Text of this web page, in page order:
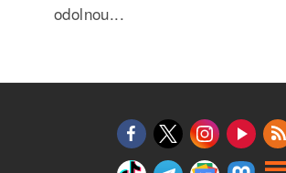
odolnou...